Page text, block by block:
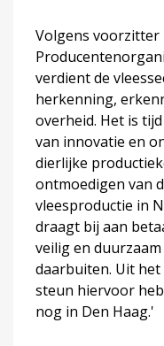
Volgens voorzitter
verdient de
herkenning,
overheid. Het is
van innovatie en
dierlijke
ontmoedigen van
vleesproductie in
draagt bij aan
veilig en
daarbuiten. Uit
steun hiervoor
nog in Den Haag.'